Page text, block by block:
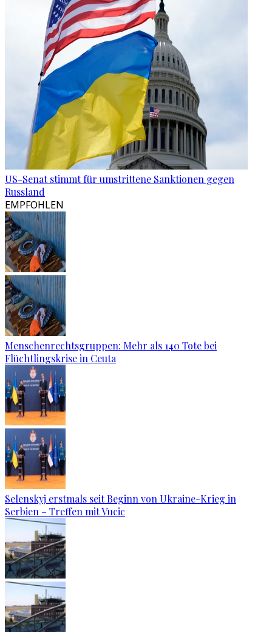
US-Senat stimmt für umstrittene Sanktionen gegen
Russland
EMPFOHLEN
Menschenrechtsgruppen: Mehr als 140 Tote bei
Flüchtlingskrise in Ceuta
Selenskyj erstmals seit Beginn von Ukraine-Krieg in
Serbien – Treffen mit Vucic